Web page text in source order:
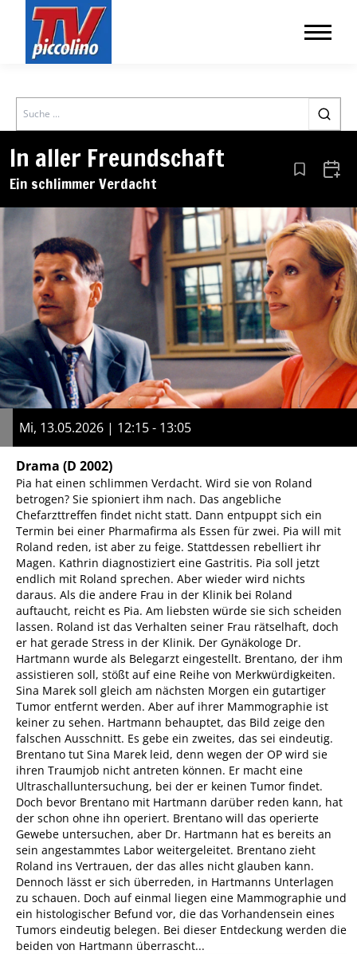
Search
In aller Freundschaft
Ein schlimmer Verdacht Aus den
Mi, 13.05.2026 | 12:15 - 13:05
Drama (D 2002)
Pia hat einen schlimmen Verdacht. Wird sie von Roland
betrogen? Sie spioniert ihm nach. Das angebliche
Chefarzttreffen findet nicht statt. Dann entpuppt sich ein
Termin bei einer Pharmafirma als Essen für zwei. Pia will mit
Roland reden, ist aber zu feige. Stattdessen rebelliert ihr
Magen. Kathrin diagnostiziert eine Gastritis. Pia soll jetzt
endlich mit Roland sprechen. Aber wieder wird nichts
daraus. Als die andere Frau in der Klinik bei Roland
auftaucht, reicht es Pia. Am liebsten würde sie sich scheiden
lassen. Roland ist das Verhalten seiner Frau rätselhaft, doch
er hat gerade Stress in der Klinik. Der Gynäkologe Dr.
Hartmann wurde als Belegarzt eingestellt. Brentano, der ihm
assistieren soll, stößt auf eine Reihe von Merkwürdigkeiten.
Sina Marek soll gleich am nächsten Morgen ein gutartiger
Tumor entfernt werden. Aber auf ihrer Mammographie ist
keiner zu sehen. Hartmann behauptet, das Bild zeige den
falschen Ausschnitt. Es gebe ein zweites, das sei eindeutig.
Brentano tut Sina Marek leid, denn wegen der OP wird sie
ihren Traumjob nicht antreten können. Er macht eine
Ultraschalluntersuchung, bei der er keinen Tumor findet.
Doch bevor Brentano mit Hartmann darüber reden kann, hat
der schon ohne ihn operiert. Brentano will das operierte
Gewebe untersuchen, aber Dr. Hartmann hat es bereits an
sein angestammtes Labor weitergeleitet. Brentano zieht
Roland ins Vertrauen, der das alles nicht glauben kann.
Dennoch lässt er sich überreden, in Hartmanns Unterlagen
zu schauen. Doch auf einmal liegen eine Mammographie und
ein histologischer Befund vor, die das Vorhandensein eines
Tumors eindeutig belegen. Bei dieser Entdeckung werden die
beiden von Hartmann überrascht...